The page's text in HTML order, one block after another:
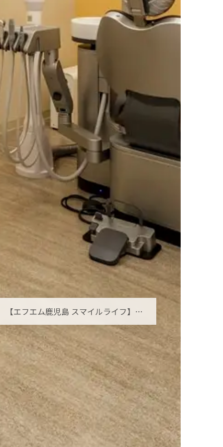
【エフエム鹿児島 スマイルライフ】オーラルフレイルとは？お口の小さな衰えを見逃さないために